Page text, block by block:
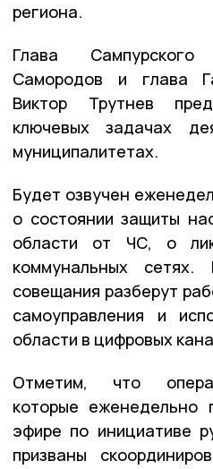
региона.
Глава
Самородов и глава
Виктор Трутнев
ключевых задачах
муниципалитетах.
Будет озвучен
о состоянии защиты
области от ЧС, о
коммунальных сетях.
совещания разберут
самоуправления и
области в цифровых
Отметим, что
которые еженедельно
эфире по инициативе
призваны